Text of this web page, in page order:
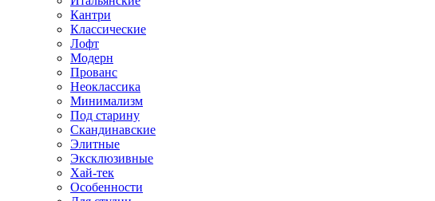
Кантри
Классические
Лофт
Модерн
Прованс
Неоклассика
Минимализм
Под старину
Скандинавские
Элитные
Эксклюзивные
Хай-тек
Особенности